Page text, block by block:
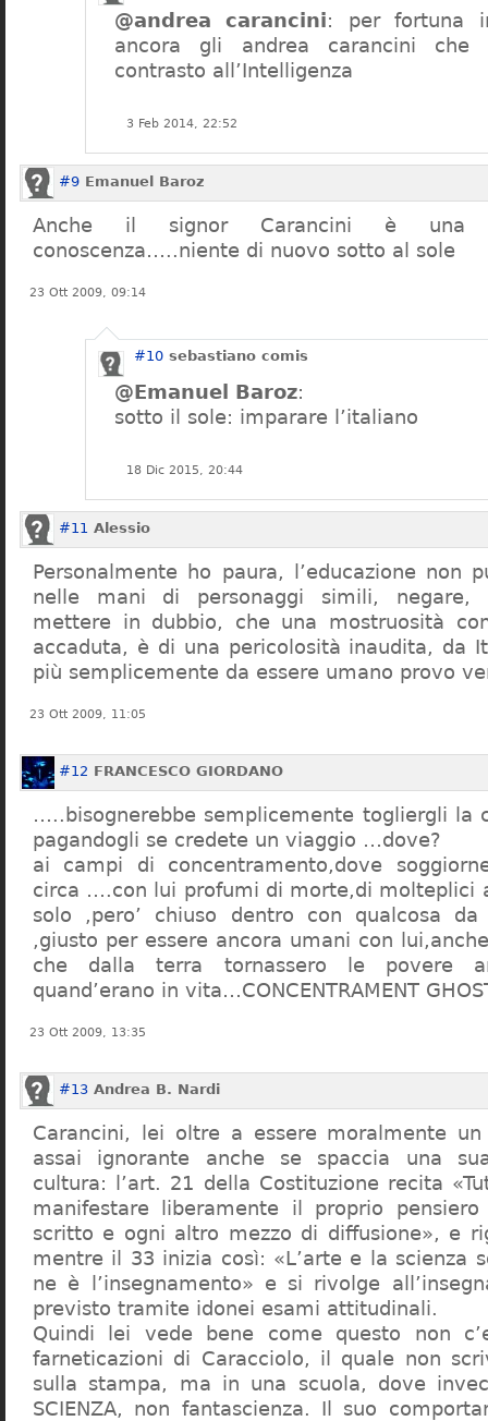
@andrea carancini: per fortuna
ancora gli andrea carancini
contrasto all’Intelligenza
3 Feb 2014, 22:52
#9 Emanuel Baroz
Anche il signor Carancini è una
conoscenza…..niente di nuovo sotto al sole
23 Ott 2009, 09:14
#10 sebastiano comis
@Emanuel Baroz:
sotto il sole: imparare l’italiano
18 Dic 2015, 20:44
#11 Alessio
Personalmente ho paura, l’educazione non
nelle mani di personaggi simili, negare,
mettere in dubbio, che una mostruosità
accaduta, è di una pericolosità inaudita, da
più semplicemente da essere umano provo
23 Ott 2009, 11:05
#12 FRANCESCO GIORDANO
…..bisognerebbe semplicemente togliergli la
pagandogli se credete un viaggio …dove?
ai campi di concentramento,dove
circa ….con lui profumi di morte,di molteplici
solo ,pero’ chiuso dentro con qualcosa
,giusto per essere ancora umani con
che dalla terra tornassero le povere
quand’erano in vita…CONCENTRAMENT
23 Ott 2009, 13:35
#13 Andrea B. Nardi
Carancini, lei oltre a essere moralmente
assai ignorante anche se spaccia una
cultura: l’art. 21 della Costituzione recita
manifestare liberamente il proprio
scritto e ogni altro mezzo di diffusione», e
mentre il 33 inizia così: «L’arte e la scienza
ne è l’insegnamento» e si rivolge
previsto tramite idonei esami attitudinali.
Quindi lei vede bene come questo non
farneticazioni di Caracciolo, il quale non
sulla stampa, ma in una scuola, dove
SCIENZA, non fantascienza. Il suo